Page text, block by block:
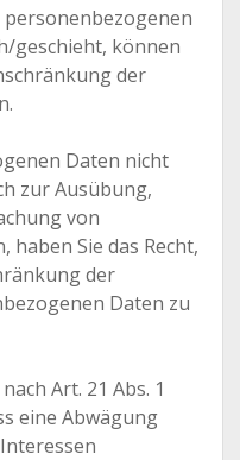
geschieht, können
der
Daten nicht
zur Ausübung,
von
haben Sie das Recht,
der
Daten zu
Art. 21 Abs. 1
eine Abwägung